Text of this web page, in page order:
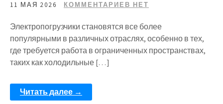
11 МАЯ 2026 КОММЕНТАРИЕВ НЕТ
Электропогрузчики становятся все более
популярными в различных отраслях, особенно в тех,
где требуется работа в ограниченных пространствах,
таких как холодильные […]
Читать далее →